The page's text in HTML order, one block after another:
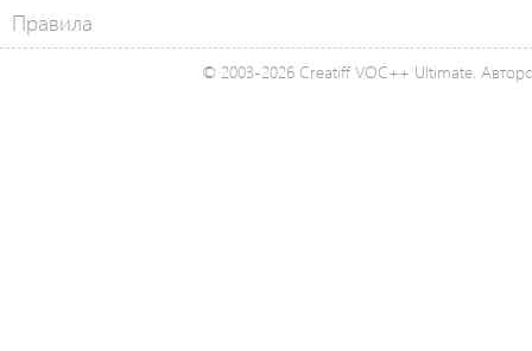
Правила
© 2003-2026 Creatiff VOC++ Ultimate.